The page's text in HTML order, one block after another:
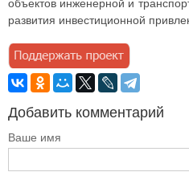
объектов инженерной и
развития инвестиционной
Добавить комментарий
Ваше имя